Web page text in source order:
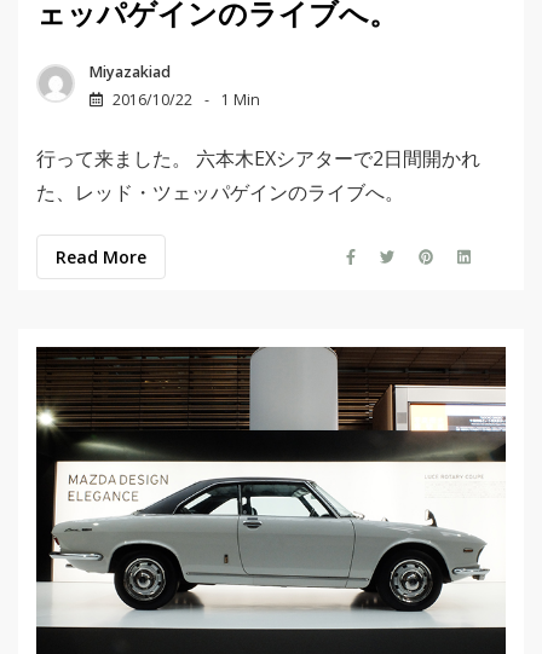
ェッパゲインのライブへ。
Miyazakiad
2016/10/22
1 Min
行って来ました。 六本木EXシアターで2日間開かれ
た、レッド・ツェッパゲインのライブへ。
Read More